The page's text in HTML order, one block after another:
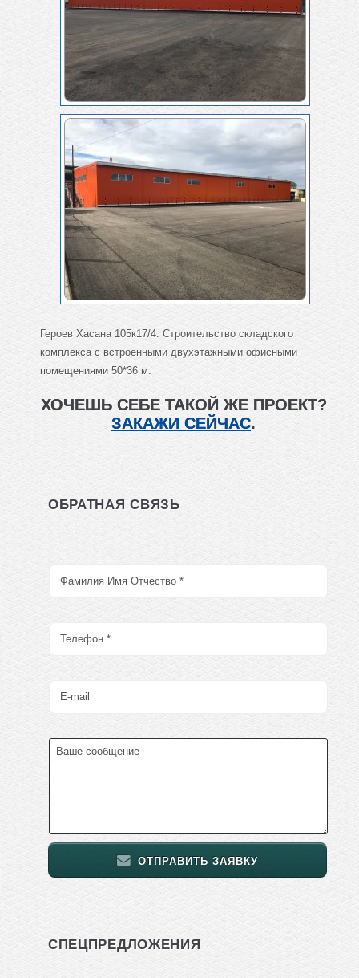
Героев Хасана 105к17/4. Строительство складского
комплекса с встроенными двухэтажными офисными
помещениями 50*36 м.
ХОЧЕШЬ СЕБЕ ТАКОЙ ЖЕ ПРОЕКТ?
ЗАКАЖИ СЕЙЧАС.
ОБРАТНАЯ СВЯЗЬ
ОТПРАВИТЬ ЗАЯВКУ
СПЕЦПРЕДЛОЖЕНИЯ